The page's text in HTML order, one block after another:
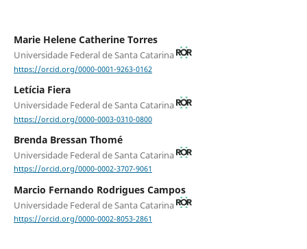
Marie Helene Catherine Torres
Universidade Federal de Santa Catarina
https://orcid.org/0000-0001-9263-0162
Letícia Fiera
Universidade Federal de Santa Catarina
https://orcid.org/0000-0003-0310-0800
Brenda Bressan Thomé
Universidade Federal de Santa Catarina
https://orcid.org/0000-0002-3707-9061
Marcio Fernando Rodrigues Campos
Universidade Federal de Santa Catarina
https://orcid.org/0000-0002-8053-2861